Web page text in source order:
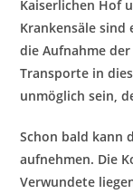
Kaiserlichen Hof
Krankensäle sind
die Aufnahme
Transporte in
unmöglich sein,
Schon bald kann
aufnehmen. Die
Verwundete